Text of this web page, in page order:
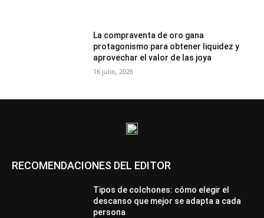
La compraventa de oro gana
protagonismo para obtener liquidez y
aprovechar el valor de las joya
16 julio, 2026
RECOMENDACIONES DEL EDITOR
Tipos de colchones: cómo elegir el
descanso que mejor se adapta a cada
persona